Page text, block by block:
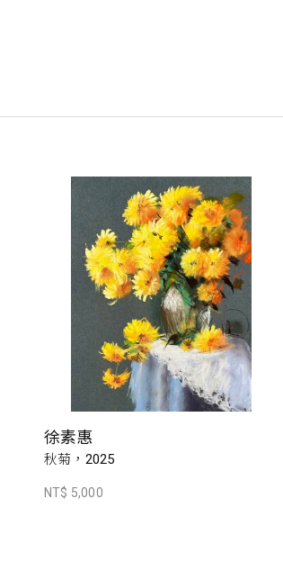
徐素惠
秋菊，2025
NT$ 5,000